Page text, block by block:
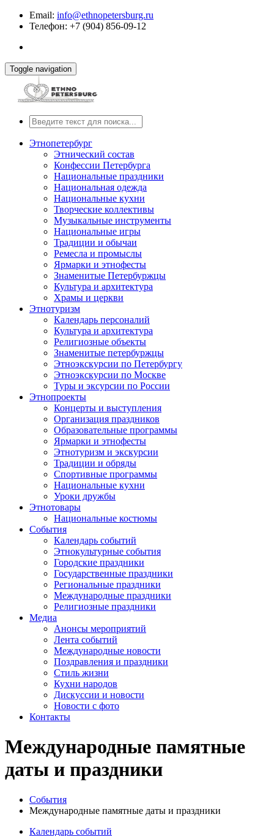
Email: info@ethnopetersburg.ru
Телефон: +7 (904) 856-09-12
Toggle navigation
Этнопетербург
Этнический состав
Конфессии Петербурга
Национальные праздники
Национальная одежда
Национальные кухни
Творческие коллективы
Музыкальные инструменты
Национальные игры
Традиции и обычаи
Ремесла и промыслы
Ярмарки и этнофесты
Знаменитые Петербуржцы
Культура и архитектура
Храмы и церкви
Этнотуризм
Календарь персоналий
Культура и архитектура
Религиозные объекты
Знаменитые петербуржцы
Этноэкскурсии по Петербургу
Этноэкскурсии по Москве
Туры и эксурсии по России
Этнопроекты
Концерты и выступления
Организация праздников
Образовательные программы
Ярмарки и этнофесты
Этнотуризм и экскурсии
Традиции и обряды
Спортивные программы
Национальные кухни
Уроки дружбы
Этнотовары
Национальные костюмы
События
Календарь событий
Этнокультурные события
Городские праздники
Государственные праздники
Региональные праздники
Международные праздники
Религиозные праздники
Медиа
Анонсы мероприятий
Лента событий
Международные новости
Поздравления и праздники
Cтиль жизни
Кухни народов
Дискуссии и новости
Новости с фото
Контакты
Международные памятные
даты и праздники
События
Международные памятные даты и праздники
Календарь событий